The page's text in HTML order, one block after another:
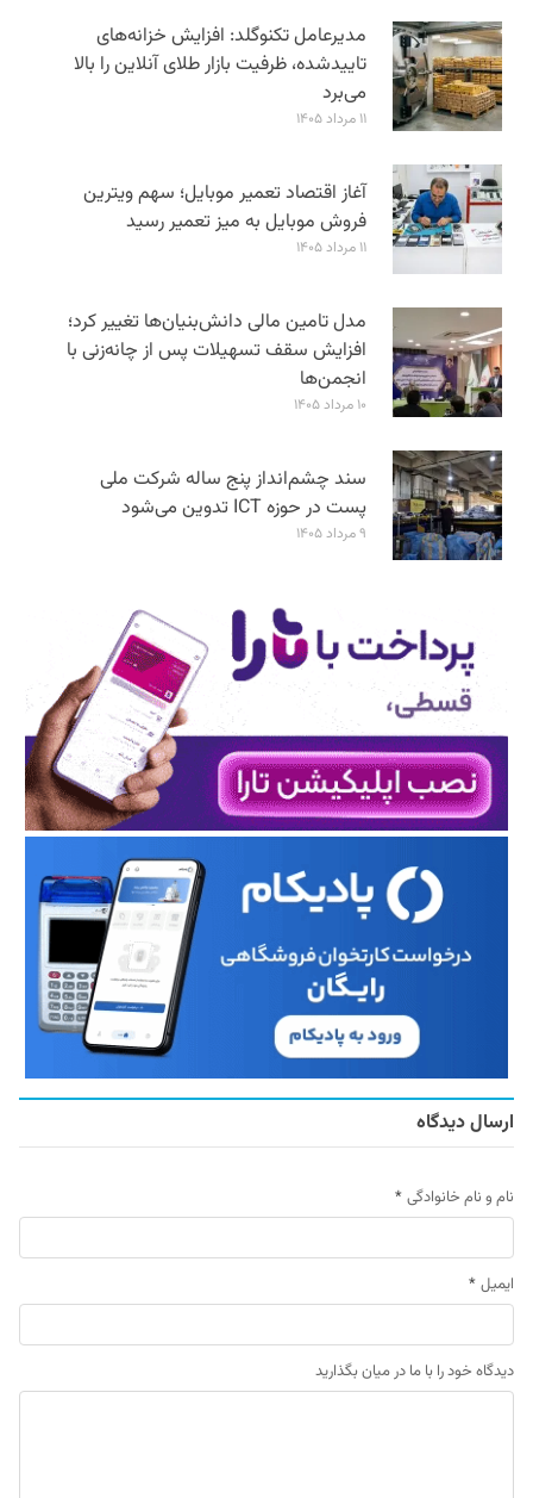
مدیرعامل تکنوگلد: افزایش خزانه‌های
تاییدشده، ظرفیت بازار طلای آنلاین را بالا
می‌برد
۱۱ مرداد ۱۴۰۵
آغاز اقتصاد تعمیر موبایل؛ سهم ویترین
فروش موبایل به میز تعمیر رسید
۱۱ مرداد ۱۴۰۵
مدل تامین مالی دانش‌بنیان‌ها تغییر کرد؛
افزایش سقف تسهیلات پس از چانه‌زنی با
انجمن‌ها
۱۰ مرداد ۱۴۰۵
سند چشم‌انداز پنج ساله شرکت ملی
پست در حوزه ICT تدوین می‌شود
۹ مرداد ۱۴۰۵
ارسال دیدگاه
نام و نام خانوادگی *
ایمیل *
دیدگاه خود را با ما در میان بگذارید